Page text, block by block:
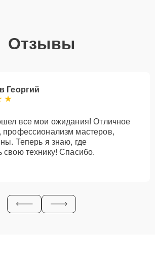
Отзывы
Георгий
все мои ожидания! Отличное
профессионализм мастеров,
Теперь я знаю, где
свою технику! Спасибо.